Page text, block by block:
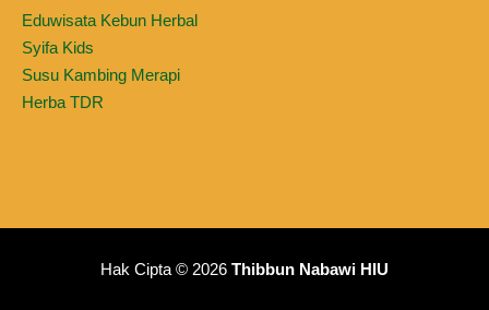
Eduwisata Kebun Herbal
Syifa Kids
Susu Kambing Merapi
Herba TDR
Hak Cipta © 2026 Thibbun Nabawi HIU